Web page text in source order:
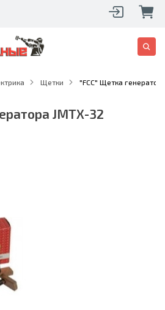
Щетки "FCC" Щетка
JMTX-32